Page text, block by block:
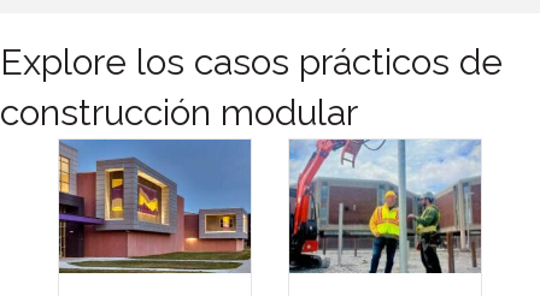
Explore los casos prácticos de
construcción modular